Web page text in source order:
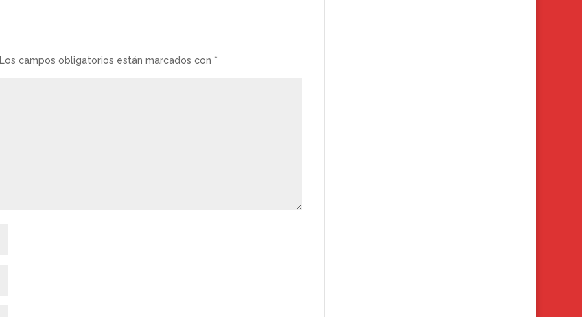
Los campos obligatorios están marcados con *